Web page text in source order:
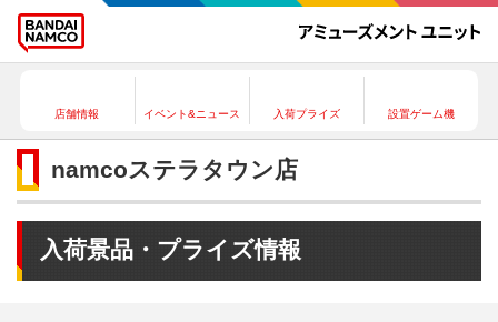
店舗情報 イベント&ニュース 入荷プライズ 設置ゲーム機
namcoステラタウン店
入荷景品・プライズ情報